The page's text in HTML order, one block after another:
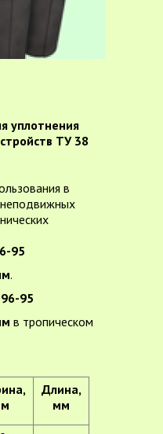
уплотнения
ТУ 38
в
неподвижных
95
.
95
в тропическом
Длина,
мм